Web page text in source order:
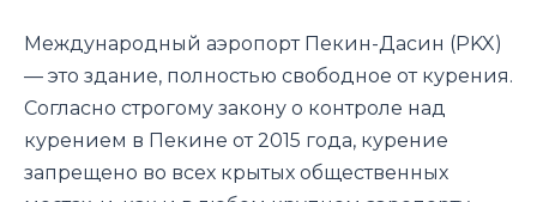
Международный аэропорт Пекин-Дасин (PKX)
— это здание, полностью свободное от курения.
Согласно строгому закону о контроле над
курением в Пекине от 2015 года, курение
запрещено во всех крытых общественных